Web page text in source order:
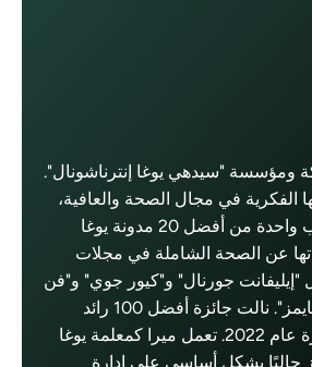
ومؤسسة "سيدهي يوغا إنترناشونال".
الفكرية في مجال الصحة والعافية،
وقد حازت على لقب واحدة من أفضل 20 مدونة يوغا
عن الصحة الشاملة في مجلات
جورنال" و"كيور جوي" و"فن
تايمز جايد" و"أو إم تايمز". نالت جائزة أفضل 100 رائد
أعمال في سنغافورة عام 2022. تعمل ميرا كمعلمة يوغا
حاليًا بشكل أساسي على إدارة